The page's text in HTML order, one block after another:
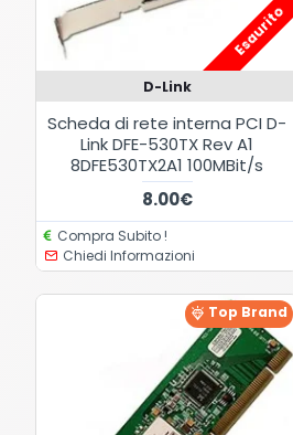
Esaurito
D-Link
Scheda di rete interna PCI D-
Link DFE-530TX Rev A1
8DFE530TX2A1 100MBit/s
8.00€
Compra Subito !
Chiedi Informazioni
Top Brand